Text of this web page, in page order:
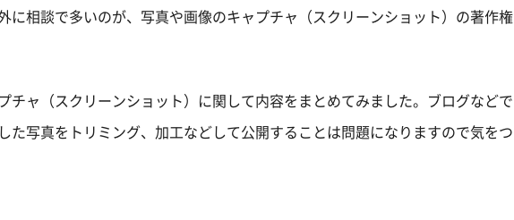
に相談で多いのが、写真や画像のキャプチャ（スクリーンショット）の著作権
チャ（スクリーンショット）に関して内容をまとめてみました。ブログなどで
た写真をトリミング、加工などして公開することは問題になりますので気をつ